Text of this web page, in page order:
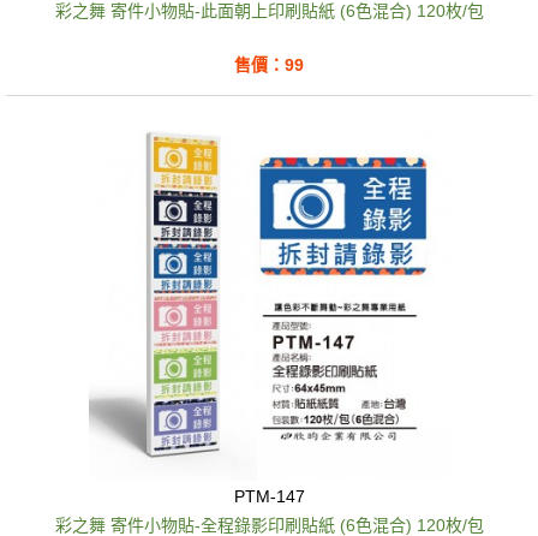
彩之舞 寄件小物貼-此面朝上印刷貼紙 (6色混合) 120枚/包
售價：99
PTM-147
彩之舞 寄件小物貼-全程錄影印刷貼紙 (6色混合) 120枚/包